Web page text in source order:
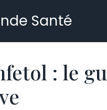
Santé
: le